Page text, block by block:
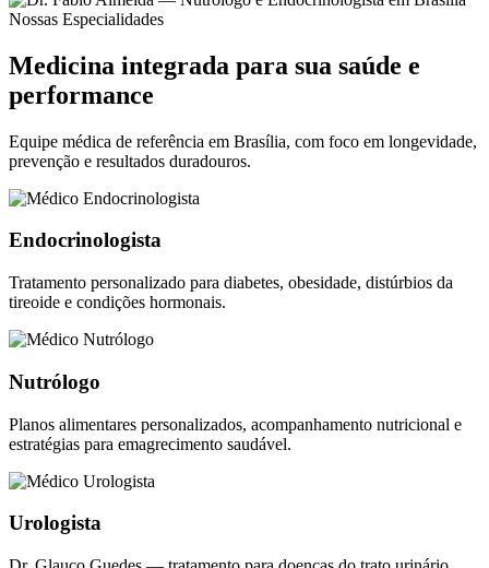
Nossas Especialidades
Medicina integrada para sua saúde e
performance
Equipe médica de referência em Brasília, com foco em longevidade,
prevenção e resultados duradouros.
Endocrinologista
Tratamento personalizado para diabetes, obesidade, distúrbios da
tireoide e condições hormonais.
Nutrólogo
Planos alimentares personalizados, acompanhamento nutricional e
estratégias para emagrecimento saudável.
Urologista